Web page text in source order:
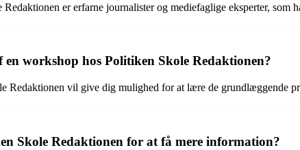
er erfarne journalister og mediefaglige eksperter, som
workshop hos Politiken Skole Redaktionen?
Redaktionen vil give dig mulighed for at lære de grundlæggende
Skole Redaktionen for at få mere information?